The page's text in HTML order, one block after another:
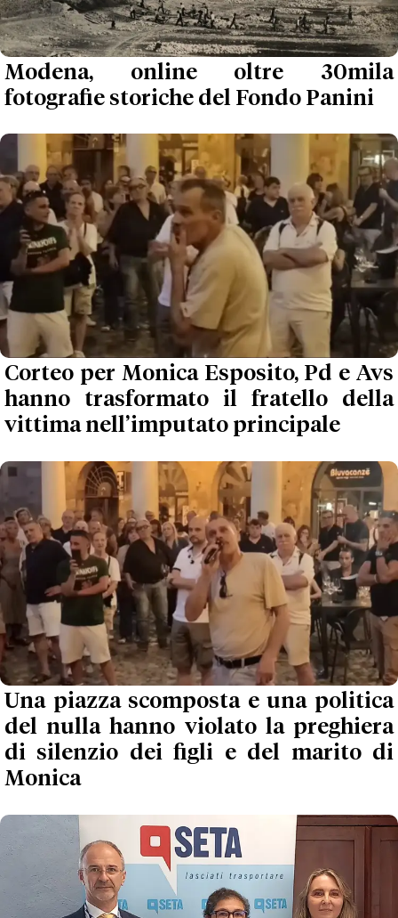
Modena, online oltre 30mila
fotografie storiche del Fondo Panini
Corteo per Monica Esposito, Pd e Avs
hanno trasformato il fratello della
vittima nell’imputato principale
Una piazza scomposta e una politica
del nulla hanno violato la preghiera
di silenzio dei figli e del marito di
Monica